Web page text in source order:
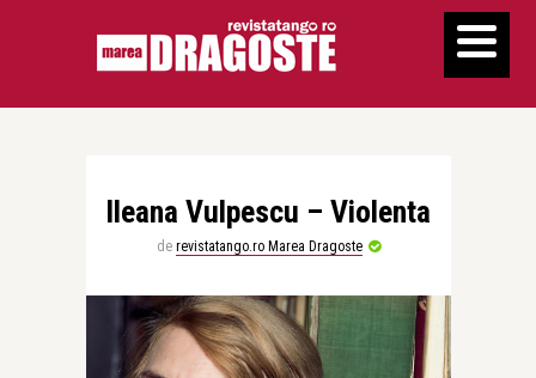
Ileana Vulpescu – Violenta
de revistatango.ro Marea Dragoste